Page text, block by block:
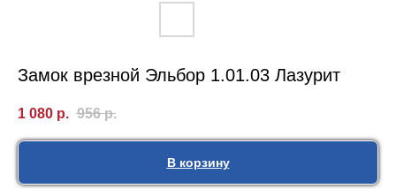
Замок врезной Эльбор 1.01.03 Лазурит
1 080 р. 956 р.
В корзину